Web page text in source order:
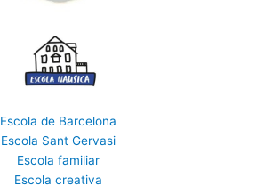
Escola de Barcelona
Escola Sant Gervasi
Escola familiar
Escola creativa